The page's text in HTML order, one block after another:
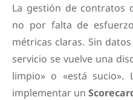
La gestión de contratos
no por falta de
métricas claras. Sin
servicio se vuelve una
limpio» o «está sucio».
implementar un